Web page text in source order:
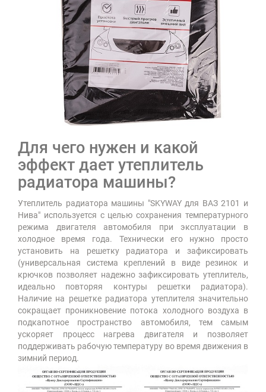
Для чего нужен и какой
эффект дает утеплитель
радиатора машины?
Утеплитель радиатора машины "SKYWAY для ВАЗ 2101 и
Нива" используется с целью сохранения температурного
режима двигателя автомобиля при эксплуатации в
холодное время года. Технически его нужно просто
установить на решетку радиатора и зафиксировать
(универсальная система креплений в виде резинок и
крючков позволяет надежно зафиксировать утеплитель,
идеально повторяя контуры решетки радиатора).
Наличие на решетке радиатора утеплителя значительно
сокращает проникновение потока холодного воздуха в
подкапотное пространство автомобиля, тем самым
ускоряет процесс нагрева двигателя и позволяет
поддерживать рабочую температуру во время движения в
зимний период.